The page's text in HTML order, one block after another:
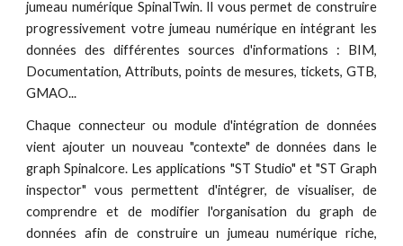
jumeau numérique SpinalTwin. Il vous permet de construire
progressivement votre jumeau numérique en intégrant les
données des différentes sources d'informations : BIM,
Documentation, Attributs, points de mesures, tickets, GTB,
GMAO...
Chaque connecteur ou module d'intégration de données
vient ajouter un nouveau "contexte" de données dans le
graph Spinalcore. Les applications "ST Studio" et "ST Graph
inspector" vous permettent d'intégrer, de visualiser, de
comprendre et de modifier l'organisation du graph de
données afin de construire un jumeau numérique riche,